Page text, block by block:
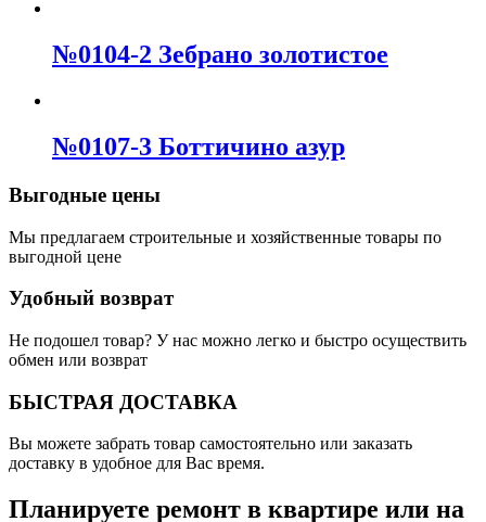
№0104-2 Зебрано золотистое
№0107-3 Боттичино азур
Выгодные цены
Мы предлагаем строительные и хозяйственные товары по
выгодной цене
Удобный возврат
Не подошел товар? У нас можно легко и быстро осуществить
обмен или возврат
БЫСТРАЯ ДОСТАВКА
Вы можете забрать товар самостоятельно или заказать
доставку в удобное для Вас время.
Планируете ремонт в квартире или на